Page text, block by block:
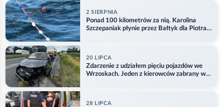
2 SIERPNIA
Ponad 100 kilometrów za nią. Karolina
Szczepaniak płynie przez Bałtyk dla Piotra.
20 LIPCA
Zdarzenie z udziałem pięciu pojazdów we
Wrzoskach. Jeden z kierowców zabrany w
28 LIPCA